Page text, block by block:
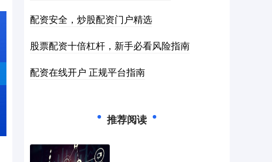
配资安全，炒股配资门户精选
股票配资十倍杠杆，新手必看风险指南
配资在线开户 正规平台指南
推荐阅读